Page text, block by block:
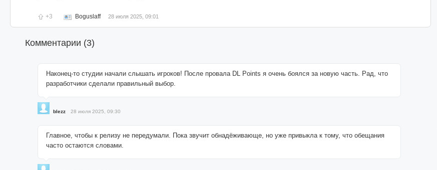
+3 Boguslaff 28 июля 2025, 09:01
Комментарии (3)
Наконец-то студии начали слышать игроков! После провала DL Points я очень боялся за новую часть. Рад, что
разработчики сделали правильный выбор.
blezz 28 июля 2025, 09:30
Главное, чтобы к релизу не передумали. Пока звучит обнадёживающе, но уже привыкла к тому, что обещания
часто остаются словами.